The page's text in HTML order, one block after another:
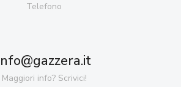
Telefono
Maggiori info? Scrivici!